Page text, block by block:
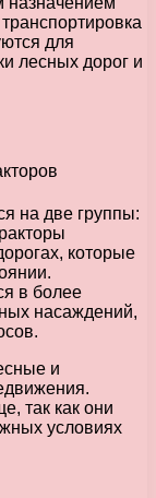
для
лесных дорог и
на две группы:
которые
в более
насаждений,
и
так как они
условиях